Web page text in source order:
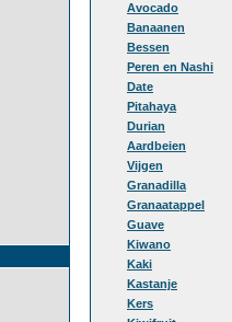
Avocado
Banaanen
Bessen
Peren en Nashi
Date
Pitahaya
Durian
Aardbeien
Vijgen
Granadilla
Granaatappel
Guave
Kiwano
Kaki
Kastanje
Kers